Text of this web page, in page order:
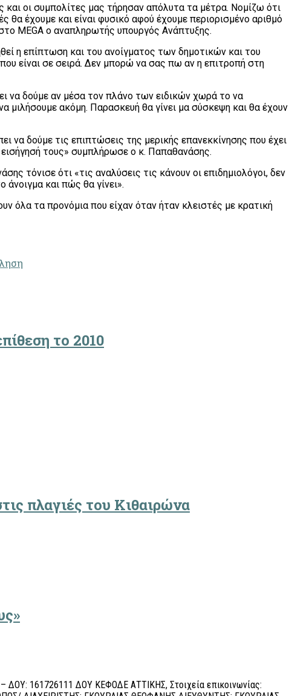
και οι συμπολίτες μας τήρησαν απόλυτα τα μέτρα. Νομίζω ότι
θα έχουμε και είναι φυσικό αφού έχουμε περιορισμένο αριθμό
MEGA ο αναπληρωτής υπουργός Ανάπτυξης.
η επίπτωση και του ανοίγματος των δημοτικών και του
είναι σε σειρά. Δεν μπορώ να σας πω αν η επιτροπή στη
να δούμε αν μέσα τον πλάνο των ειδικών χωρά το να
μιλήσουμε ακόμη. Παρασκευή θα γίνει μα σύσκεψη και θα έχουν
να δούμε τις επιπτώσεις της μερικής επανεκκίνησης που έχει
εισήγησή τους» συμπλήρωσε ο κ. Παπαθανάσης.
τόνισε ότι «τις αναλύσεις τις κάνουν οι επιδημιολόγοι, δεν
και πώς θα γίνει».
όλα τα προνόμια που είχαν όταν ήταν κλειστές με κρατική
το 2010
πλαγιές του Κιθαιρώνα
161726111 ΔΟΥ ΚΕΦΟΔΕ ΑΤΤΙΚΗΣ, Στοιχεία επικοινωνίας: